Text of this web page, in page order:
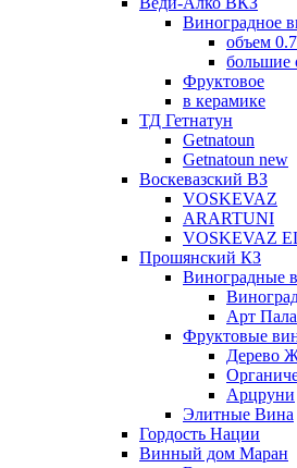
Виноградное
объем
большие
Фруктовое
в керамике
ТД Гетнатун
Getnatoun
Getnatoun new
Воскевазский ВЗ
VOSKEVAZ
ARARTUNI
VOSKEVAZ
Прошянский КЗ
Виноградные
Арт
Фруктовые
Дерево
Арцруни
Элитные Вина
Гордость Нации
Винный дом Маран